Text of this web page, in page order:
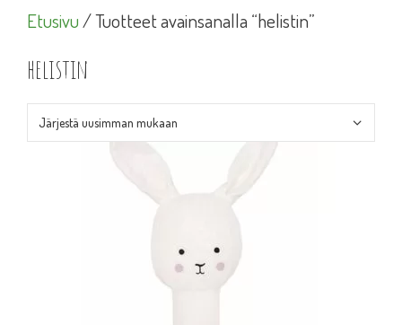
Etusivu/ Tuotteet avainsanalla “helistin”
helistin